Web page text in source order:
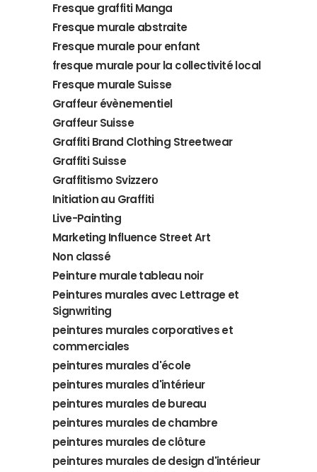
Fresque graffiti Manga
Fresque murale abstraite
Fresque murale pour enfant
fresque murale pour la collectivité local
Fresque murale Suisse
Graffeur évènementiel
Graffeur Suisse
Graffiti Brand Clothing Streetwear
Graffiti Suisse
Graffitismo Svizzero
Initiation au Graffiti
Live-Painting
Marketing Influence Street Art
Non classé
Peinture murale tableau noir
Peintures murales avec Lettrage et
Signwriting
peintures murales corporatives et
commerciales
peintures murales d'école
peintures murales d'intérieur
peintures murales de bureau
peintures murales de chambre
peintures murales de clôture
peintures murales de design d'intérieur